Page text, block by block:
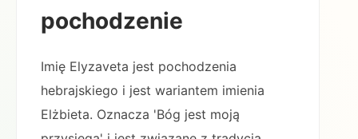
pochodzenie
Imię Elyzaveta jest pochodzenia
hebrajskiego i jest wariantem imienia
Elżbieta. Oznacza 'Bóg jest moją